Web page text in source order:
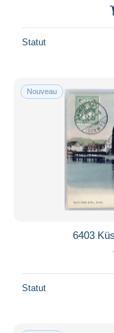
Statut
Nouveau
6403
Statut